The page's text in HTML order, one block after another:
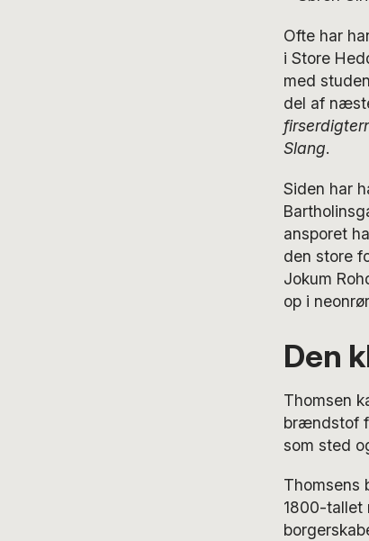
Ofte har
i Store
med
del af
Slang.
Siden har
ansporet
den store
Jokum
op i
Den
Thomsen
brændstof
som sted
Thomsens
1800-tallet